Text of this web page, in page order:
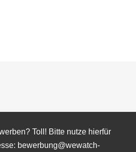
Toll! Bitte nutze hierfür
bewerbung@wewatch-